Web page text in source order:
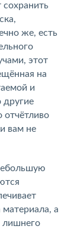
сохранить
же, есть
этот
на
и
другие
отчётливо
вам не
а
лишнего